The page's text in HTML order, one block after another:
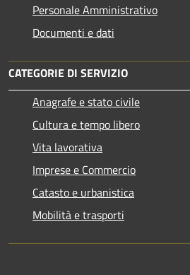
Personale Amministrativo
Documenti e dati
CATEGORIE DI SERVIZIO
Anagrafe e stato civile
Cultura e tempo libero
Vita lavorativa
Imprese e Commercio
Catasto e urbanistica
Mobilità e trasporti